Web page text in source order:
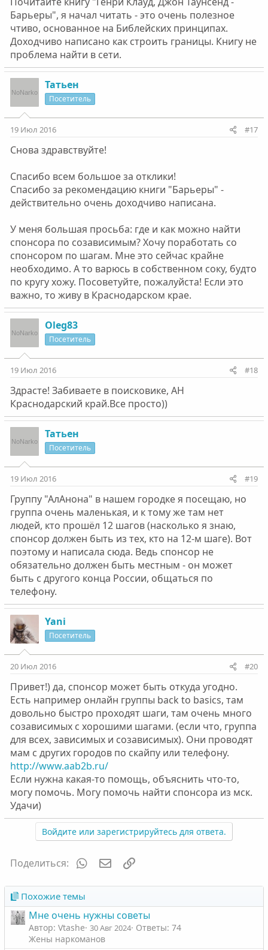
Барьеры", я начал читать - это очень полезное
чтиво, основанное на Библейских принципах.
Доходчиво написано как строить границы. Книгу не
проблема найти в сети.
Татьен
Посетитель
19 Июл 2016 #17
Снова здравствуйте!
Спасибо всем большое за отклики!
Спасибо за рекомендацию книги "Барьеры" -
действительно очень доходчиво написана.
У меня большая просьба: где и как можно найти
спонсора по созависимым? Хочу поработать со
спонсором по шагам. Мне это сейчас крайне
необходимо. А то варюсь в собственном соку, будто
по кругу хожу. Посоветуйте, пожалуйста! Если это
важно, то живу в Краснодарском крае.
Oleg83
Посетитель
19 Июл 2016 #18
Здрасте! Забиваете в поисковике, АН
Краснодарский край.Все просто))
Татьен
Посетитель
19 Июл 2016 #19
Группу "АлАнона" в нашем городке я посещаю, но
группа очень маленькая, и к тому же там нет
людей, кто прошёл 12 шагов (насколько я знаю,
спонсор должен быть из тех, кто на 12-м шаге). Вот
поэтому и написала сюда. Ведь спонсор не
обязательно должен быть местным - он может
быть с другого конца России, общаться по
телефону.
Yani
Посетитель
20 Июл 2016 #20
Привет!) да, спонсор может быть откуда угодно.
Есть например онлайн группы back to basics, там
довольно быстро проходят шаги, там очень много
созависимых с хорошими шагами. (если что, группа
для всех, зависимых и созависимых). Они проводят
мам с других городов по скайпу или телефону.
http://www.aab2b.ru/
Если нужна какая-то помощь, объяснить что-то,
могу помочь. Могу помочь найти спонсора из мск.
Удачи)
Войдите или зарегистрируйтесь для ответа.
Поделиться: WhatsAppЭлектронная почта
Похожие темы
Мне очень нужны советы
Автор: Vtashe 30 Авг 2024 Ответы: 74
Жены наркоманов